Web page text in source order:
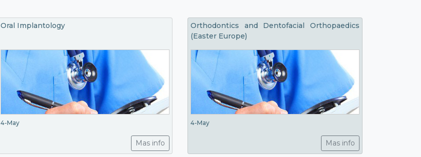
Oral Implantology
4-May
Mas info
Orthodontics and Dentofacial Orthopaedics
(Easter Europe)
4-May
Mas info